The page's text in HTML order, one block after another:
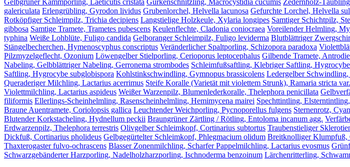
Gelbgrüner Kammporling, Laeticutis cristata Gurkenschnitzling, Macrocystidia cucumis Zedernholz-
galericulata Erlengrübling, Gyrodon lividus Grubenlorchel, Helvella lacunosa Gefurchte Lorchel, Helvella
Rotköpfiger Schleimpilz, Trichia decipiens Langstielige Holzkeule, Xylaria longipes Samtiger Schichtpilz,
gibbosa Samtige Tramete, Trametes pubescens Keulenflechte, Cladonia coniocraea Voreilender Helmling,
typhina Weiße Lohblüte, Fuligo candida Gelboranger Schleimpilz, Fuligo leviderma Blutblättriger
Stängelbecherchen, Hymenoscyphus conscriptus Veränderlicher Spaltporling, Schizopora paradoxa
Pilzmyzelgeflecht, Ozonium Löwengelber Stielporling, Cerioporus leptocephalus Gilbende Tramete,
Nabeling, Gelbblättriger Nabeling, Gerronema strombodes Schleimfußsaftling, Klebriger Saftling,
Saftling, Hygrocybe subglobispora Kohlstinkschwindling, Gymnopus brassicolens Ledergelber Schwindling,
Queraderiger Milchling, Lactarius acerrimus Steife Koralle (Varietät mit violettem Strunk), Ramaria stricta
Violettmilchling, Lactarius aspideus Weißer Warzenpilz, Blumenlederkoralle, Thelephora penicillata
filiformis Ellerlings-Scheinhelmling, Rasenscheinhelmling, Hemimycena mairei Spechttintling,
Braune Auentramete, Coriolopsis gallica Leuchtender Weichporling, Pycnoporellus fulgens Sternenrotz,
Blutender Korkstacheling, Hydnellum peckii Braungrüner Zärtling / Rötling, Entoloma incanum agg.
Erdwarzenpilz, Thelephora terrestris Olivgelber Schleimkopf, Cortinarius subtortus Traubenstieliger
Dickfuß, Cortinarius pholideus Gelbgegürtelter Schleimkopf, Phlegmacium olidum Breitknolliger Klumpfuß,
Thaxterogaster fulvo-ochrascens Blasser Zonenmilchling, Scharfer Pappelmilchling, Lactarius evosmus
Schwarzgebänderter Harzporling, Nadelholzharzporling, Ischnoderma benzoinum Lärchenritterling,